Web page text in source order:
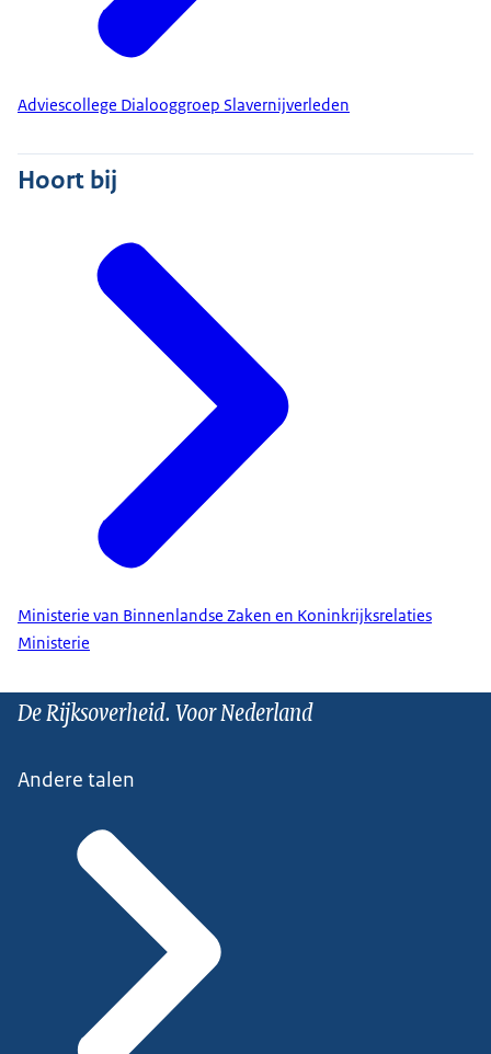
Adviescollege Dialooggroep Slavernijverleden
Hoort bij
Ministerie van Binnenlandse Zaken en Koninkrijksrelaties
Ministerie
De Rijksoverheid. Voor Nederland
Andere talen